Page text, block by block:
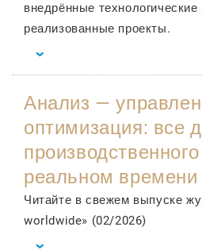
внедрённые
реализованные проекты.
Анализ —
оптимизация: все
реальном времени
Читайте в свежем выпуске
worldwide» (02/2026)